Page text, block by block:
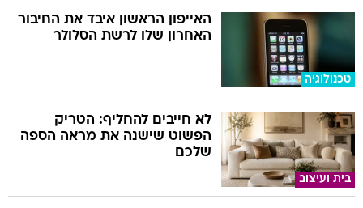
טכנולוגיה
האייפון הראשון איבד את החיבור
האחרון שלו לרשת הסלולר
בית ועיצוב
לא חייבים להחליף: הטריק
הפשוט שישנה את מראה הספה
שלכם